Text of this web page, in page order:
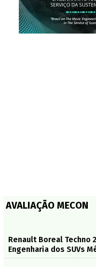
AVALIAÇÃO MECON
Renault Boreal Techno
Engenharia dos SUVs